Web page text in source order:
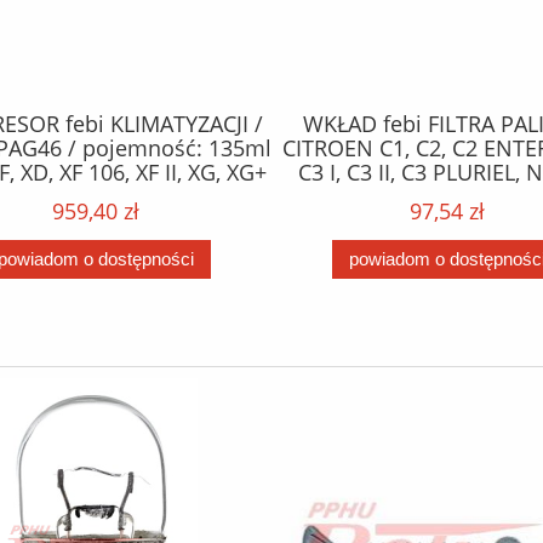
febi KLIMATYZACJI /
/ pojemność: 135ml
XD, XF 106, XF II, XG, XG+
959,40 zł
powiadom o dostępności
WKŁAD febi FILTRA
CITROEN C1, C2, C2
C3 I, C3 II, C3 PLURIEL,
XSARA; FORD FIESTA V,
FUSION; MAZDA 2;
1007, 107, 206, 206+,
BIPPER 1.4D 09.01-
97,54 zł
powiadom o